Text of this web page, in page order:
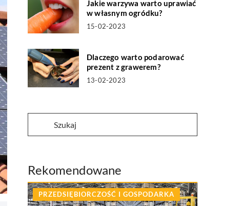
Jakie warzywa warto uprawiać
w własnym ogródku?
15-02-2023
Dlaczego warto podarować
prezent z grawerem?
13-02-2023
Rekomendowane
PRZEDSIĘBIORCZOŚĆ I GOSPODARKA